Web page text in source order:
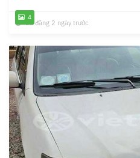
4
Đã đăng 2 ngày trước